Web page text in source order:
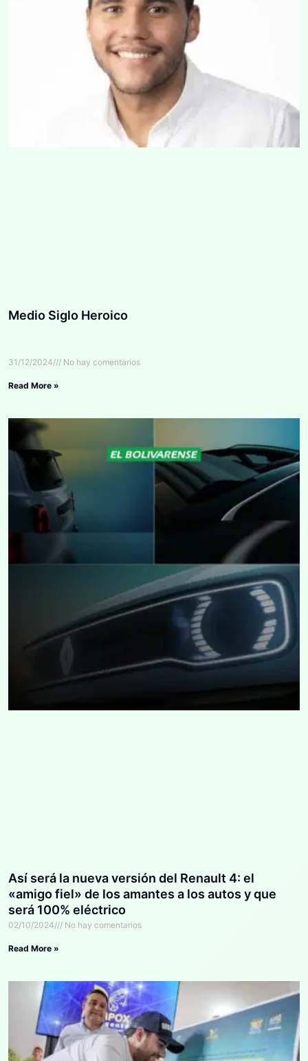
Medio Siglo Heroico
31/12/2024 No hay comentarios
Read More »
Así será la nueva versión del Renault 4: el
«amigo fiel» de los amantes a los autos y que
será 100% eléctrico
02/10/2024 No hay comentarios
Read More »